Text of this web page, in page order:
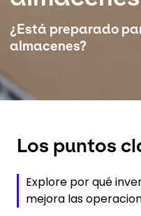
¿Está preparado
almacenes?
Los puntos
Explore por qué
mejora las